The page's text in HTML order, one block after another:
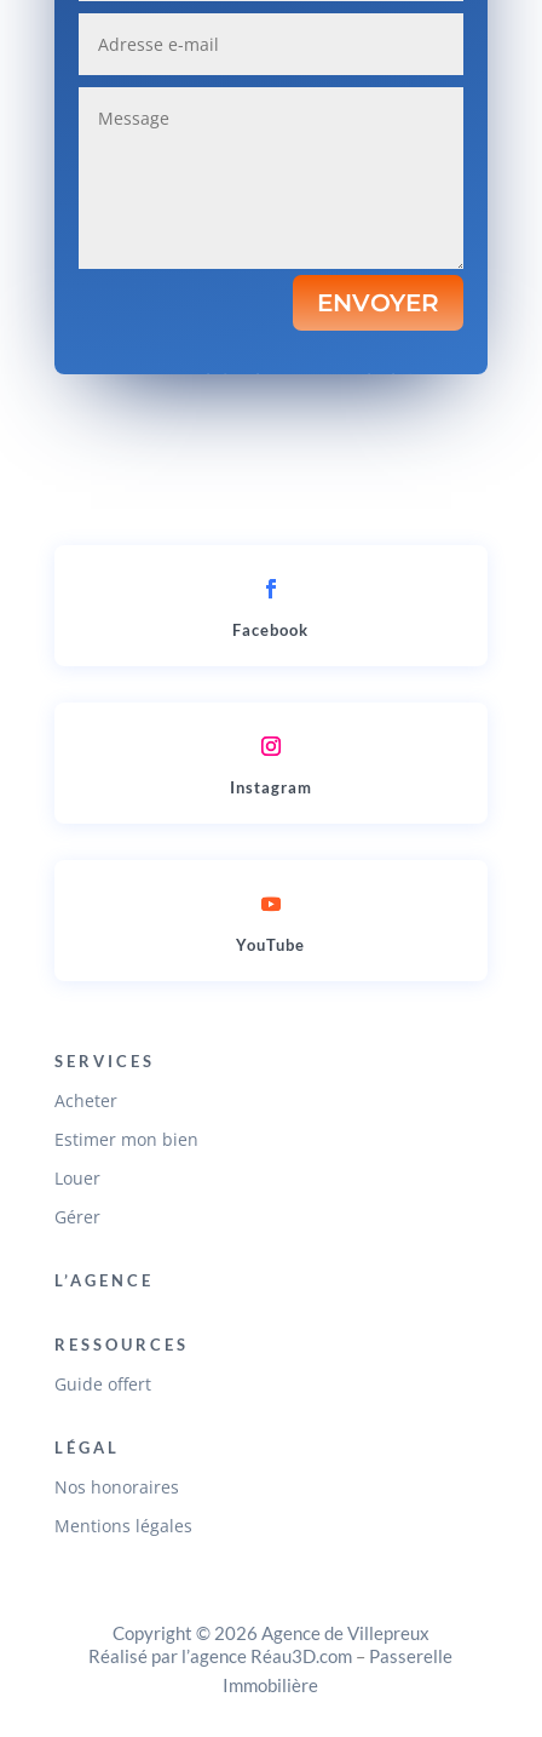
ENVOYER
Votre satisfaction, notre priorité.
Facebook
Instagram
YouTube
SERVICES
Acheter
Estimer mon bien
Louer
Gérer
L’AGENCE
RESSOURCES
Guide offert
LÉGAL
Nos honoraires
Mentions légales
Copyright © 2026 Agence de Villepreux
Réalisé par l’agence Réau3D.com – Passerelle
Immobilière